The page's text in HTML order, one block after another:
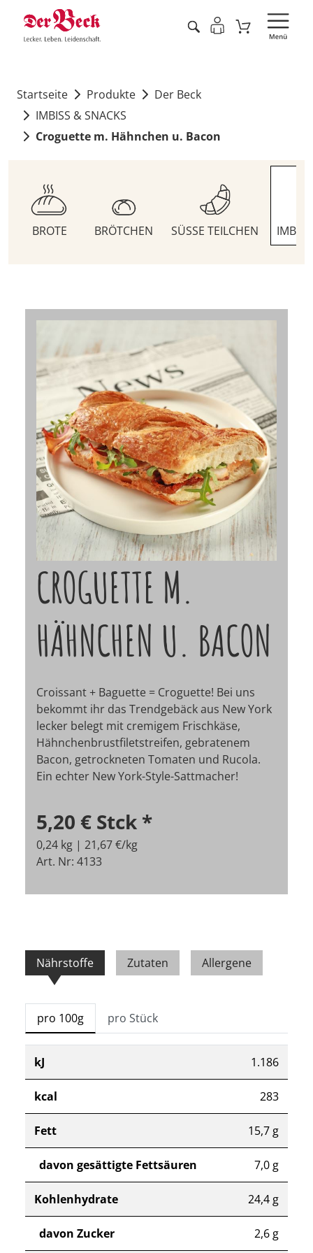
Startseite Produkte
Der Beck
IMBISS & SNACKS
Croguette m. Hähnchen u. Bacon
BROTE BRÖTCHEN SÜSSE TEILCHEN
CROGUETTE M.
HÄHNCHEN U. BACON
Croissant + Baguette = Croguette! Bei uns
bekommt ihr das Trendgebäck aus New York
lecker belegt mit cremigem Frischkäse,
Hähnchenbrustfiletstreifen, gebratenem
Bacon, getrockneten Tomaten und Rucola.
Ein echter New York-Style-Sattmacher!
5,20 € Stck *
0,24 kg | 21,67 €/kg
Art. Nr: 4133
Nährstoffe Zutaten Allergene
pro 100g pro Stück
kJ 1.186
kcal 283
Fett 15,7 g
davon gesättigte Fettsäuren 7,0 g
Kohlenhydrate 24,4 g
davon Zucker 2,6 g